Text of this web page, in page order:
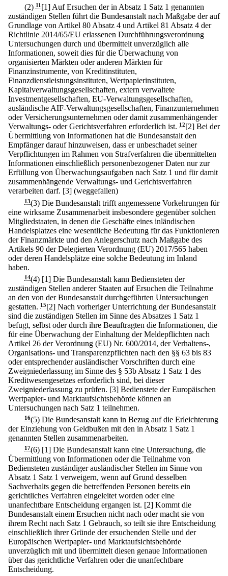
(2) 11[1] Auf Ersuchen der in Absatz 1 Satz 1 genannten
zuständigen Stellen führt die Bundesanstalt nach Maßgabe der auf
Grundlage von Artikel 80 Absatz 4 und Artikel 81 Absatz 4 der
Richtlinie 2014/65/EU erlassenen Durchführungsverordnung
Untersuchungen durch und übermittelt unverzüglich alle
Informationen, soweit dies für die Überwachung von
organisierten Märkten oder anderen Märkten für
Finanzinstrumente, von Kreditinstituten,
Finanzdienstleistungsinstituten, Wertpapierinstituten,
Kapitalverwaltungsgesellschaften, extern verwaltete
Investmentgesellschaften, EU-Verwaltungsgesellschaften,
ausländische AIF-Verwaltungsgesellschaften, Finanzunternehmen
oder Versicherungsunternehmen oder damit zusammenhängender
Verwaltungs- oder Gerichtsverfahren erforderlich ist. 12[2] Bei der
Übermittlung von Informationen hat die Bundesanstalt den
Empfänger darauf hinzuweisen, dass er unbeschadet seiner
Verpflichtungen im Rahmen von Strafverfahren die übermittelten
Informationen einschließlich personenbezogener Daten nur zur
Erfüllung von Überwachungsaufgaben nach Satz 1 und für damit
zusammenhängende Verwaltungs- und Gerichtsverfahren
verarbeiten darf. [3] (weggefallen)
13(3) Die Bundesanstalt trifft angemessene Vorkehrungen für
eine wirksame Zusammenarbeit insbesondere gegenüber solchen
Mitgliedstaaten, in denen die Geschäfte eines inländischen
Handelsplatzes eine wesentliche Bedeutung für das Funktionieren
der Finanzmärkte und den Anlegerschutz nach Maßgabe des
Artikels 90 der Delegierten Verordnung (EU) 2017/565 haben
oder deren Handelsplätze eine solche Bedeutung im Inland
haben.
14(4) [1] Die Bundesanstalt kann Bediensteten der
zuständigen Stellen anderer Staaten auf Ersuchen die Teilnahme
an den von der Bundesanstalt durchgeführten Untersuchungen
gestatten. 15[2] Nach vorheriger Unterrichtung der Bundesanstalt
sind die zuständigen Stellen im Sinne des Absatzes 1 Satz 1
befugt, selbst oder durch ihre Beauftragten die Informationen, die
für eine Überwachung der Einhaltung der Meldepflichten nach
Artikel 26 der Verordnung (EU) Nr. 600/2014, der Verhaltens-,
Organisations- und Transparenzpflichten nach den §§ 63 bis 83
oder entsprechender ausländischer Vorschriften durch eine
Zweigniederlassung im Sinne des § 53b Absatz 1 Satz 1 des
Kreditwesengesetzes erforderlich sind, bei dieser
Zweigniederlassung zu prüfen. [3] Bedienstete der Europäischen
Wertpapier- und Marktaufsichtsbehörde können an
Untersuchungen nach Satz 1 teilnehmen.
16(5) Die Bundesanstalt kann in Bezug auf die Erleichterung
der Einziehung von Geldbußen mit den in Absatz 1 Satz 1
genannten Stellen zusammenarbeiten.
17(6) [1] Die Bundesanstalt kann eine Untersuchung, die
Übermittlung von Informationen oder die Teilnahme von
Bediensteten zuständiger ausländischer Stellen im Sinne von
Absatz 1 Satz 1 verweigern, wenn auf Grund desselben
Sachverhalts gegen die betreffenden Personen bereits ein
gerichtliches Verfahren eingeleitet worden oder eine
unanfechtbare Entscheidung ergangen ist. [2] Kommt die
Bundesanstalt einem Ersuchen nicht nach oder macht sie von
ihrem Recht nach Satz 1 Gebrauch, so teilt sie ihre Entscheidung
einschließlich ihrer Gründe der ersuchenden Stelle und der
Europäischen Wertpapier- und Marktaufsichtsbehörde
unverzüglich mit und übermittelt diesen genaue Informationen
über das gerichtliche Verfahren oder die unanfechtbare
Entscheidung.